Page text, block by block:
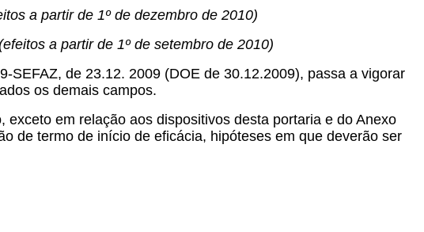
a partir de 1º de dezembro de 2010)
a partir de 1º de setembro de 2010)
SEFAZ, de 23.12. 2009 (DOE de 30.12.2009), passa a vigorar
os demais campos.
em relação aos dispositivos desta portaria e do Anexo
de termo de início de eficácia, hipóteses em que deverão ser